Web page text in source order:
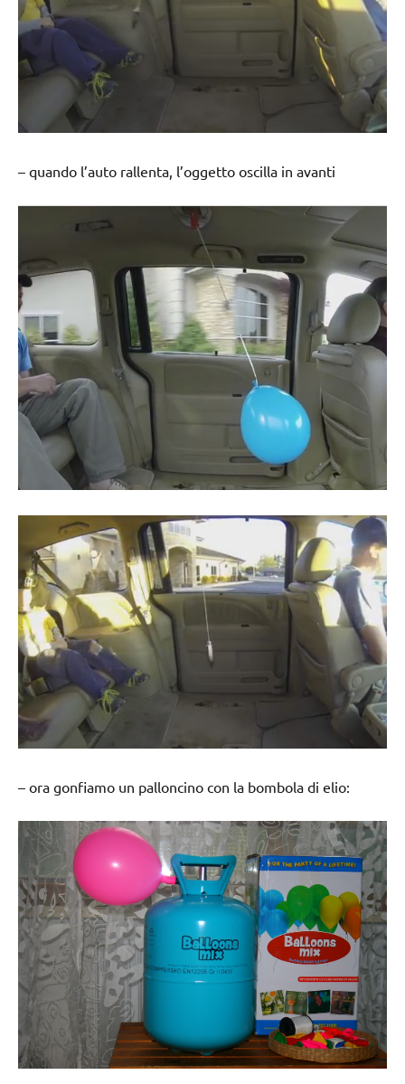
– quando l’auto rallenta, l’oggetto oscilla in avanti
– ora gonfiamo un palloncino con la bombola di elio: